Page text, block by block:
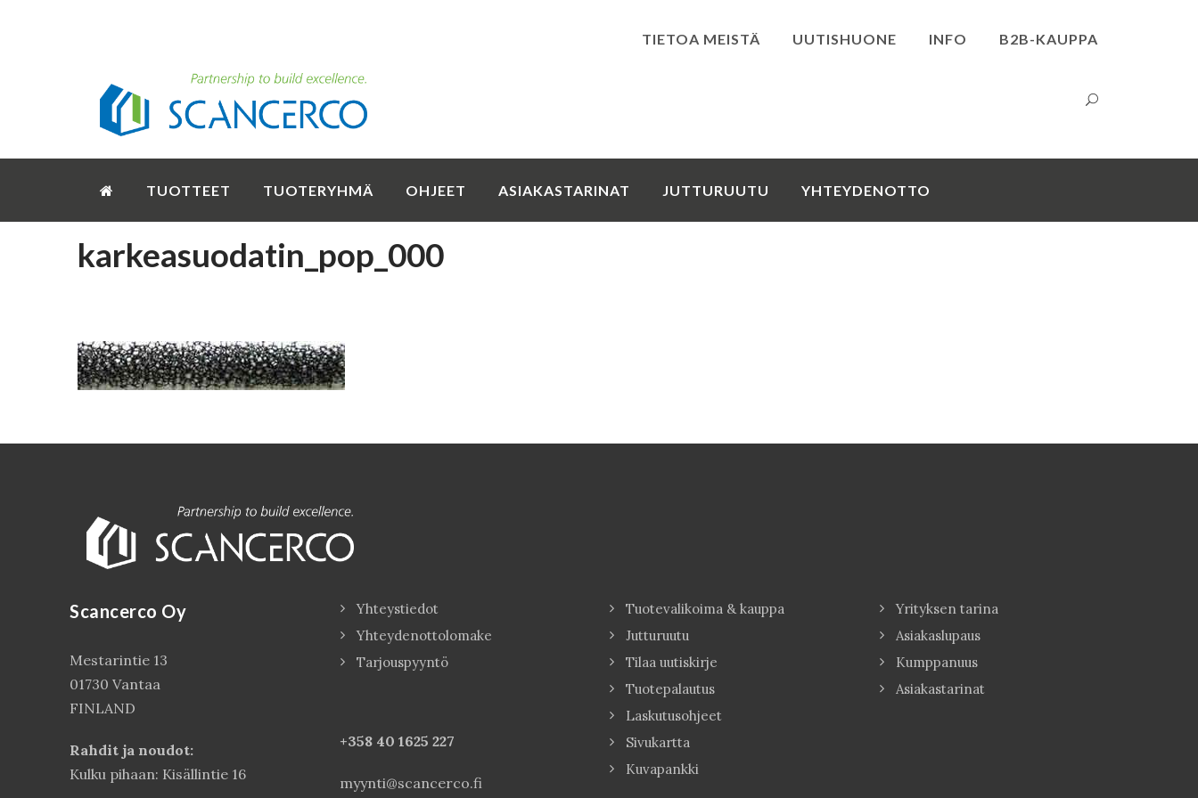
TIETOA MEISTÄ UUTISHUONE INFO B2B-KAUPPA
TUOTTEET TUOTERYHMÄ OHJEET ASIAKASTARINAT JUTTURUUTU YHTEYDENOTTO
karkeasuodatin_pop_000
Scancerco Oy
Mestarintie 13
01730 Vantaa
FINLAND
Rahdit ja noudot:
Kulku pihaan: Kisällintie 16
Yhteystiedot
Yhteydenottolomake
Tarjouspyyntö
+358 40 1625 227
myynti@scancerco.fi
Tuotevalikoima & kauppa
Jutturuutu
Tilaa uutiskirje
Tuotepalautus
Laskutusohjeet
Sivukartta
Kuvapankki
Yrityksen tarina
Asiakaslupaus
Kumppanuus
Asiakastarinat